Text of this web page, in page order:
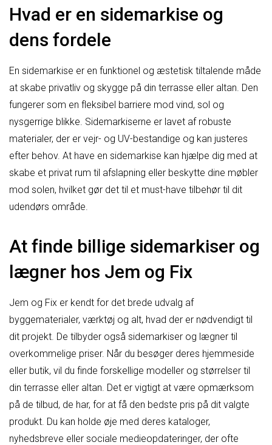
Hvad er en sidemarkise og
dens fordele
En sidemarkise er en funktionel og æstetisk tiltalende måde
at skabe privatliv og skygge på din terrasse eller altan. Den
fungerer som en fleksibel barriere mod vind, sol og
nysgerrige blikke. Sidemarkiserne er lavet af robuste
materialer, der er vejr- og UV-bestandige og kan justeres
efter behov. At have en sidemarkise kan hjælpe dig med at
skabe et privat rum til afslapning eller beskytte dine møbler
mod solen, hvilket gør det til et must-have tilbehør til dit
udendørs område.
At finde billige sidemarkiser og
lægner hos Jem og Fix
Jem og Fix er kendt for det brede udvalg af
byggematerialer, værktøj og alt, hvad der er nødvendigt til
dit projekt. De tilbyder også sidemarkiser og lægner til
overkommelige priser. Når du besøger deres hjemmeside
eller butik, vil du finde forskellige modeller og størrelser til
din terrasse eller altan. Det er vigtigt at være opmærksom
på de tilbud, de har, for at få den bedste pris på dit valgte
produkt. Du kan holde øje med deres kataloger,
nyhedsbreve eller sociale medieopdateringer, der ofte